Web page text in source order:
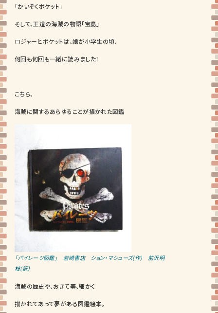
「かいぞくポケット」
そして、王道の海賊の物語「宝島」
ロジャーとポケットは、娘が小学生の頃、
何回も何回も一緒に読みました！
こちら、
海賊に関するあらゆることが描かれた図鑑
「パイレーツ図鑑」 岩崎書店 ション・マシューズ(作) 前沢明
枝(訳)
海賊の歴史や、おきて等、細かく
描かれてあって夢がある図鑑絵本。